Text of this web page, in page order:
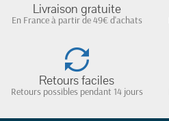
Livraison gratuite
En France à partir de 49€ d'achats
Retours faciles
Retours possibles pendant 14 jours